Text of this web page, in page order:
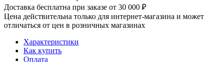
Доставка бесплатна при заказе от 30 000 ₽
Цена действительна только для интернет-магазина и может
отличаться от цен в розничных магазинах
Характеристики
Как купить
Оплата